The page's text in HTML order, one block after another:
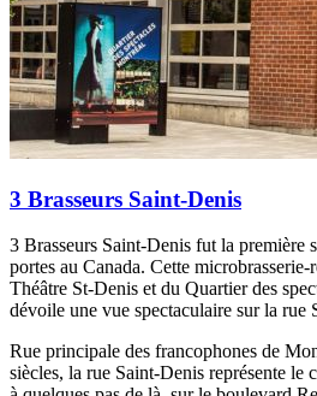
3 Brasseurs Saint-Denis
3 Brasseurs Saint-Denis fut la première
portes au Canada. Cette microbrasserie-
Théâtre St-Denis et du Quartier des
dévoile une vue spectaculaire sur la rue
Rue principale des francophones de
siècles, la rue Saint-Denis représente le